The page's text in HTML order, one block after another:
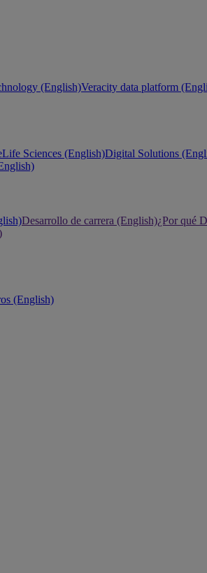
(English)Veracity data platform
Life Sciences (English)Digital Solutions
Desarrollo de carrera (English)¿Por qué
(English)